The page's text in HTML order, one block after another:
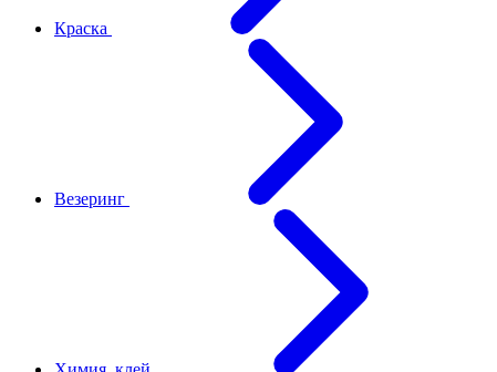
Краска
Везеринг